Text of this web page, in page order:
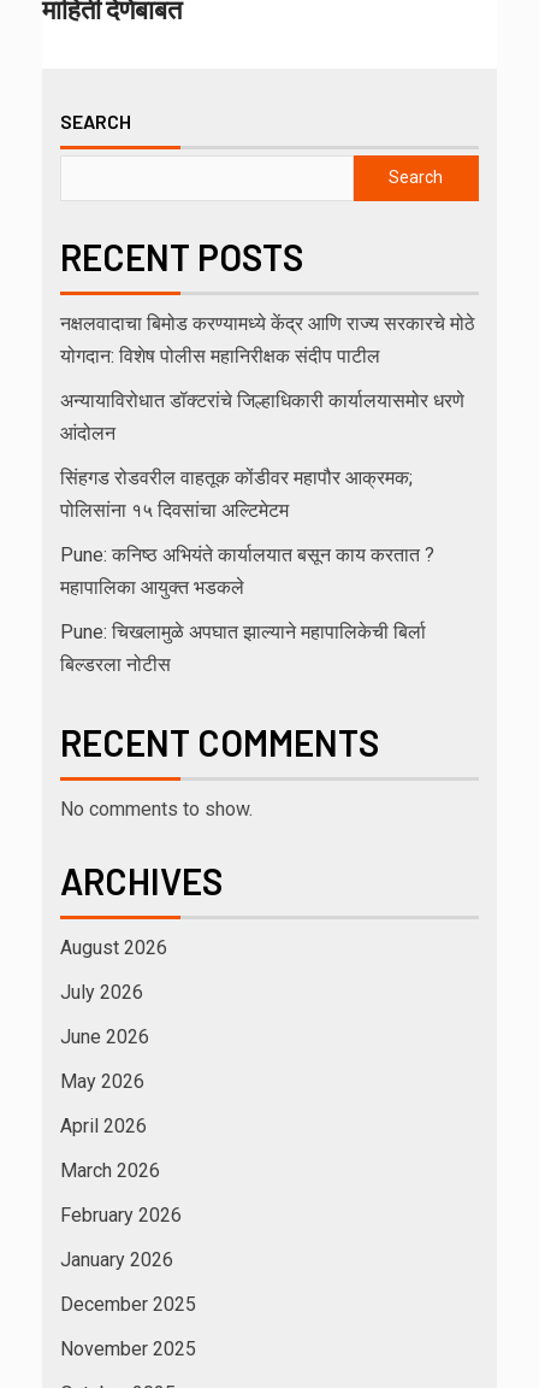
माहिती देणेबाबत
SEARCH
Search
RECENT POSTS
नक्षलवादाचा बिमोड करण्यामध्ये केंद्र आणि राज्य सरकारचे मोठे
योगदान: विशेष पोलीस महानिरीक्षक संदीप पाटील
अन्यायाविरोधात डॉक्टरांचे जिल्हाधिकारी कार्यालयासमोर धरणे
आंदोलन
सिंहगड रोडवरील वाहतूक कोंडीवर महापौर आक्रमक;
पोलिसांना १५ दिवसांचा अल्टिमेटम
Pune: कनिष्ठ अभियंते कार्यालयात बसून काय करतात ?
महापालिका आयुक्त भडकले
Pune: चिखलामुळे अपघात झाल्याने महापालिकेची बिर्ला
बिल्डरला नोटीस
RECENT COMMENTS
No comments to show.
ARCHIVES
August 2026
July 2026
June 2026
May 2026
April 2026
March 2026
February 2026
January 2026
December 2025
November 2025